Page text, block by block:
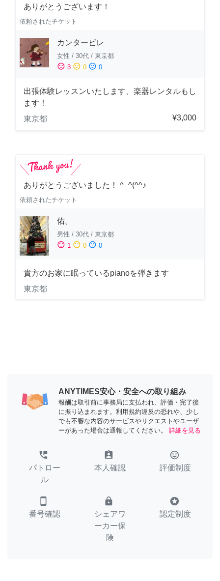
ありがとうございます！
依頼されたチケット
カンタービレ
女性 / 30代 / 東京都
sentiment_satisfied 3 sentiment_neutral 0 sentiment_dissatisfied 0
出張体験レッスンいたします、楽器レンタルもし
ます！
東京都
¥3,000
ありがとうございました！ ^_^(^^♪
依頼されたチケット
佑。
男性 / 30代 / 東京都
sentiment_satisfied 1 sentiment_neutral 0 sentiment_dissatisfied 0
貴方のお家に眠っているpianoを弾きます
東京都
ANYTIMES安心・安全への取り組み
報酬は取引前に事務局に支払われ、評価・完了後
に振り込まれます。利用規約違反の恐れや、少し
でも不審な内容のサービスやリクエストやユーザ
ーがあった場合は通報してください。
詳細を見る
perm_phone_msg
パトロー
ル
assignment_ind
本人確認
tag_faces
評価制度
smartphone
番号確認
lock
シェアワ
ーカー保
険
stars
認定制度